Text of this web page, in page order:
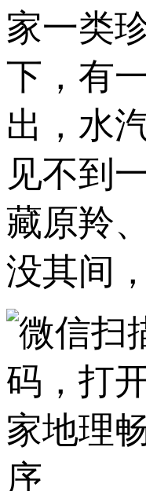
家一类
下，有
出，水
见不到
藏原羚
没其间